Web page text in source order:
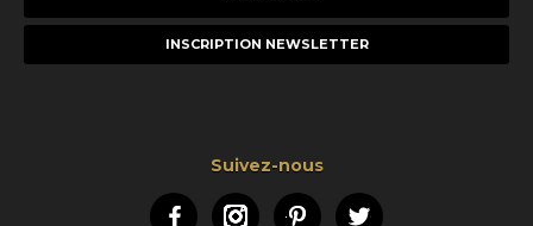
e-
Suivez-nous
FacebookInstagramPinterestTwitter